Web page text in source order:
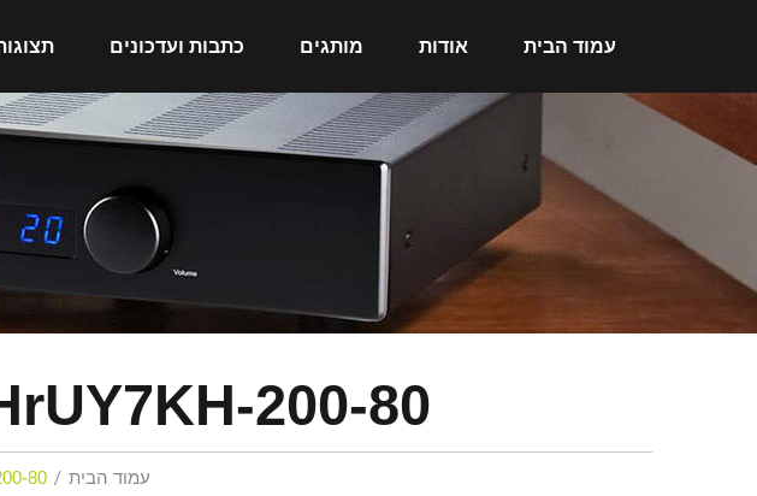
עמוד הבית אודות מותגים כתבות ועדכונים
200-80
עמוד הבית 80